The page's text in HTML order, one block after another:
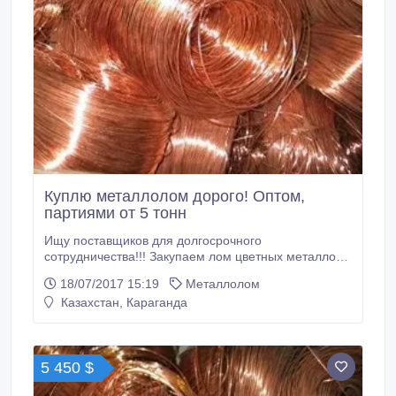
Куплю металлолом дорого! Оптом,
партиями от 5 тонн
Ищу поставщиков для долгосрочного
сотрудничества!!! Закупаем лом цветных металлов,
расчет! Высокие цены, на сегодняшний день: Медь
А 1-1(блеск D от 0, 5мм) 341 000 р. Медь А 1-2
18/07/2017 15:19
Металлолом
Казахстан, Караганда
5 450 $